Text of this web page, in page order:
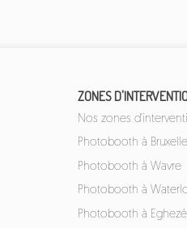
ZONES
Nos zones
Photobooth à
Photobooth à Wavre
Photobooth à
Photobooth à